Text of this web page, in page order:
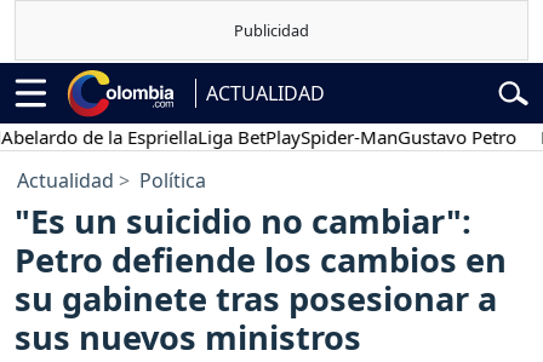
ACTUALIDAD
de la EspriellaLiga BetPlaySpider-ManGustavo Petro
Actualidad Política
"Es un suicidio no cambiar":
Petro defiende los cambios en
su gabinete tras posesionar a
sus nuevos ministros